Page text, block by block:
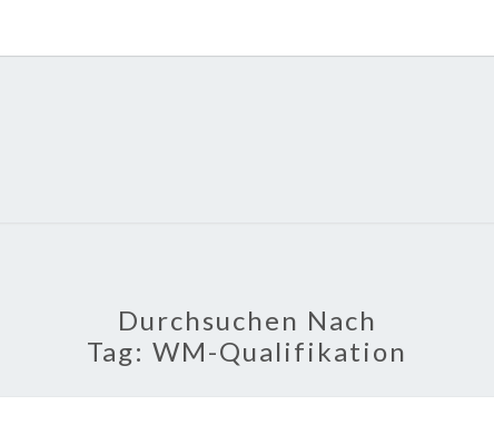
Durchsuchen Nach
Tag: WM-Qualifikation